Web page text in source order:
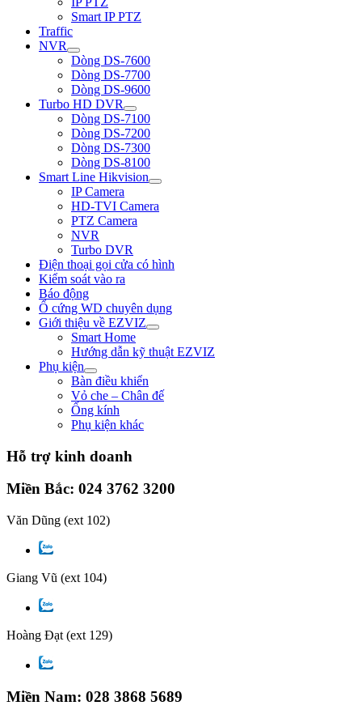
Smart IP PTZ
Traffic
NVR
Dòng DS-7600
Dòng DS-7700
Dòng DS-9600
Turbo HD DVR
Dòng DS-7100
Dòng DS-7200
Dòng DS-7300
Dòng DS-8100
Smart Line Hikvision
IP Camera
HD-TVI Camera
PTZ Camera
NVR
Turbo DVR
Điện thoại gọi cửa có hình
Kiểm soát vào ra
Báo động
Ổ cứng WD chuyên dụng
Giới thiệu về EZVIZ
Smart Home
Hướng dẫn kỹ thuật EZVIZ
Phụ kiện
Bàn điều khiển
Vỏ che – Chân đế
Ống kính
Phụ kiện khác
Hỗ trợ kinh doanh
Miền Bắc: 024 3762 3200
Văn Dũng (ext 102)
Giang Vũ (ext 104)
Hoàng Đạt (ext 129)
Miền Nam: 028 3868 5689